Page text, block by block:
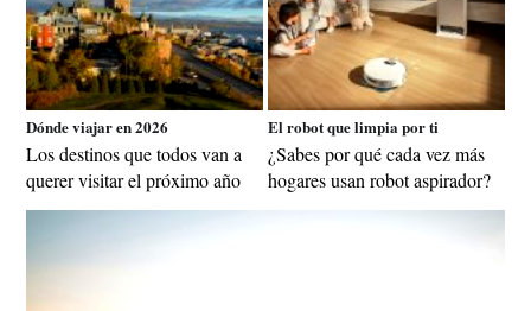
Dónde viajar en 2026
Los destinos que todos van a
querer visitar el próximo año
El robot que limpia por ti
¿Sabes por qué cada vez más
hogares usan robot aspirador?